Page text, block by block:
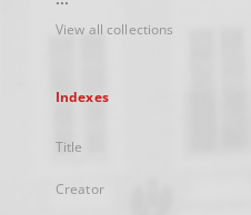
View all collections
Indexes
Title
Creator